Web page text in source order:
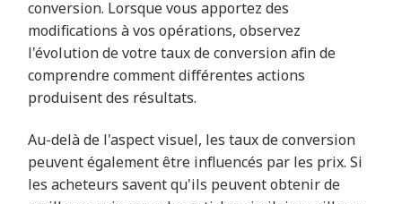
conversion. Lorsque vous apportez des
modifications à vos opérations, observez
l'évolution de votre taux de conversion afin de
comprendre comment différentes actions
produisent des résultats.
Au-delà de l'aspect visuel, les taux de conversion
peuvent également être influencés par les prix. Si
les acheteurs savent qu'ils peuvent obtenir de